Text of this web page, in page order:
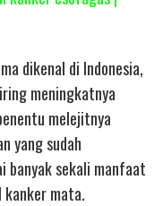
dikenal di Indonesia,
meningkatnya
melejitnya
yang sudah
banyak sekali manfaat
kanker mata.